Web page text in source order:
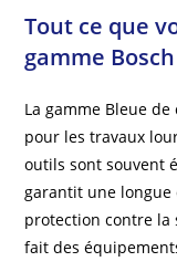
Tout ce que
gamme
La gamme Bleue
pour les travaux
outils sont souvent
garantit une longue
protection contre la
fait des